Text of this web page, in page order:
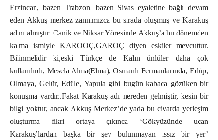
Erzincan, bazen Trabzon, bazen Sivas eyaletine bağlı devam
eden Akkuş merkez zannımızca bu sırada oluşmuş ve Karakuş
adını almıştır. Canik ve Niksar Yöresinde Akkuş’a bu dönemden
kalma ismiyle KAROOÇ,GAROÇ diyen eskiler mevcuttur.
Bilinmelidir ki,eski Türkçe de Kalın ünlüler daha çok
kullanılırdı, Mesela Alma(Elma), Osmanlı Fermanlarında, Edüp,
Olmaya, Gelür, Edüle, Yapula gibi bugün kabaca gözüken bir
konuşma vardır..Fakat Karakuş adı nereden gelmiştir, kesin bir
bilgi yoktur, ancak Akkuş Merkez’de yada bu civarda yerleşim
oluşturma fikri ortaya çıkınca ‘Gökyüzünde uçan
Karakuş’lardan başka bir şey bulunmayan ıssız bir yer’